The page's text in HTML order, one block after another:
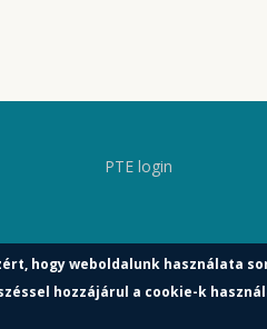
PTE login
hogy weboldalunk használata
hozzájárul a cookie-k